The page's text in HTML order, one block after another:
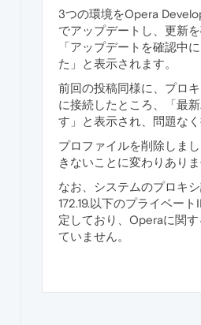
3つの環境をOpera
でアップデートし、更新
「アップデートを確認中
た」と表示されます。
前回の投稿同様に、プロ
に接続したところ、「最
す」と表示され、問題なく
プロファイルを削除しま
きないことに変わりありま
なお、システムのプロキ
172.19.以下のプライベー
定しており、Operaに関
ていません。